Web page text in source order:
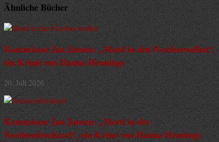
Ähnliche Bücher
Kommissar Jan Jansen: „Mord in den Nordseewellen“,
ein Krimi von Hanna Hennings
20. Juli 2026
Kommissar Jan Jansen: „Mord in der
Nordseedruckerei“, ein Krimi von Hanna Hennings